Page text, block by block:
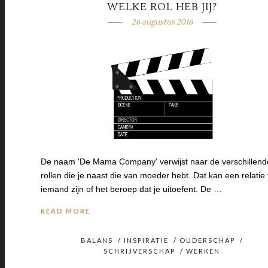
WELKE ROL HEB JIJ?
26 augustus 2016
De naam 'De Mama Company' verwijst naar de
rollen die je naast die van moeder hebt. Dat kan een relatie
iemand zijn of het beroep dat je uitoefent. De …
READ MORE
BALANS / INSPIRATIE / OUDERSCHAP
/
SCHRIJVERSCHAP
/WERKEN